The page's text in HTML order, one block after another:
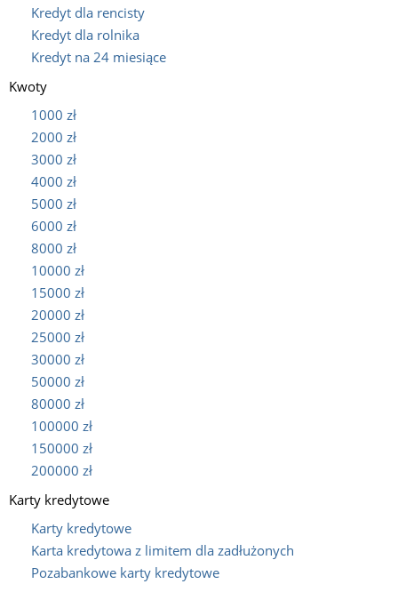
Kredyt dla rencisty
Kredyt dla rolnika
Kredyt na 24 miesiące
Kwoty
1000 zł
2000 zł
3000 zł
4000 zł
5000 zł
6000 zł
8000 zł
10000 zł
15000 zł
20000 zł
25000 zł
30000 zł
50000 zł
80000 zł
100000 zł
150000 zł
200000 zł
Karty kredytowe
Karty kredytowe
Karta kredytowa z limitem dla zadłużonych
Pozabankowe karty kredytowe